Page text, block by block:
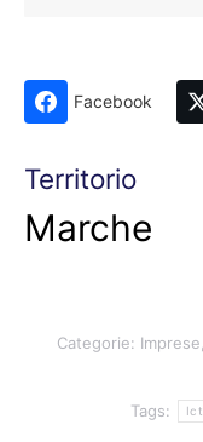
Facebook
Territorio
Marche
Categorie: Imprese
Tags: Ict